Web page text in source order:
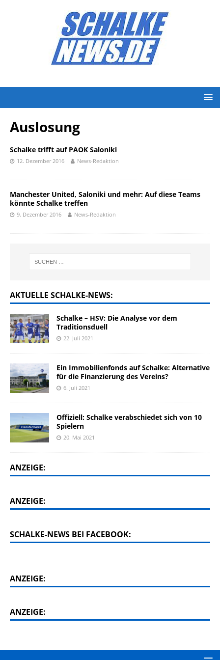
Auslosung
Schalke trifft auf PAOK Saloniki
12. Dezember 2016 News-Redaktion
Manchester United, Saloniki und mehr: Auf diese Teams
könnte Schalke treffen
9. Dezember 2016 News-Redaktion
AKTUELLE SCHALKE-NEWS:
Schalke – HSV: Die Analyse vor dem
Traditionsduell
22. Juli 2021
Ein Immobilienfonds auf Schalke: Alternative
für die Finanzierung des Vereins?
6. Juli 2021
Offiziell: Schalke verabschiedet sich von 10
Spielern
20. Mai 2021
ANZEIGE:
ANZEIGE:
SCHALKE-NEWS BEI FACEBOOK:
ANZEIGE:
ANZEIGE: